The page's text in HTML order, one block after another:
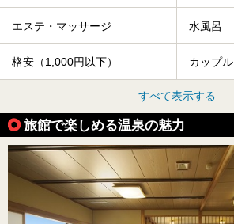
エステ・マッサージ 水風呂
格安（1,000円以下） カップル
すべて表示する
旅館で楽しめる温泉の魅力